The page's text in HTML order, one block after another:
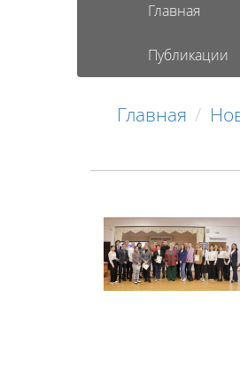
Главная
Публикации
Главная